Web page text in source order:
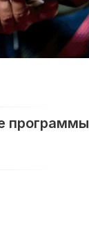
программы